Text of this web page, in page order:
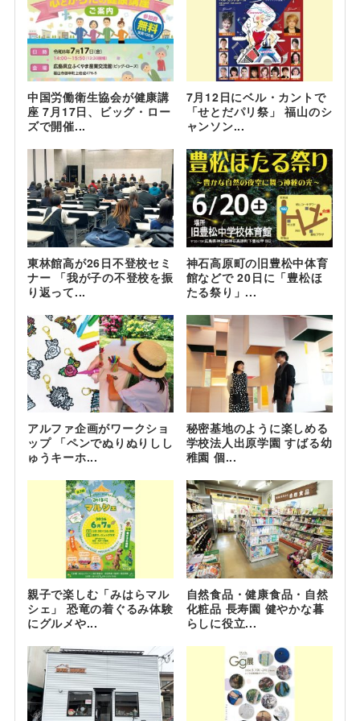
中国労働衛生協会が健康講
座 7月17日、ビッグ・ロー
ズで開催...
7月12日にベル・カントで
「せとだパリ祭」 福山のシ
ャンソン...
東林館高が26日不登校セミ
ナー 「我が子の不登校を振
り返って...
神石高原町の旧豊松中体育
館などで 20日に「豊松ほ
たる祭り」...
アルファ企画がワークショ
ップ 「ペンでぬりぬりしし
ゅうキーホ...
秘密基地のように楽しめる
学校法人出原学園 すばる幼
稚園 個...
親子で楽しむ「みはらマル
シェ」 恐竜の着ぐるみ体験
にグルメや...
自然食品・健康食品・自然
化粧品 長寿園 健やかな暮
らしに役立...